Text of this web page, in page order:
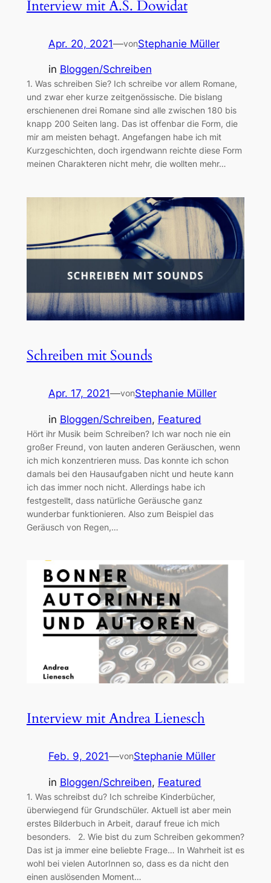
Interview mit A.S. Dowidat
Apr. 20, 2021—vonStephanie Müller
in Bloggen/Schreiben
1. Was schreiben Sie? Ich schreibe vor allem Romane,
und zwar eher kurze zeitgenössische. Die bislang
erschienenen drei Romane sind alle zwischen 180 bis
knapp 200 Seiten lang. Das ist offenbar die Form, die
mir am meisten behagt. Angefangen habe ich mit
Kurzgeschichten, doch irgendwann reichte diese Form
meinen Charakteren nicht mehr, die wollten mehr…
Schreiben mit Sounds
Apr. 17, 2021—vonStephanie Müller
in Bloggen/Schreiben, Featured
Hört ihr Musik beim Schreiben? Ich war noch nie ein
großer Freund, von lauten anderen Geräuschen, wenn
ich mich konzentrieren muss. Das konnte ich schon
damals bei den Hausaufgaben nicht und heute kann
ich das immer noch nicht. Allerdings habe ich
festgestellt, dass natürliche Geräusche ganz
wunderbar funktionieren. Also zum Beispiel das
Geräusch von Regen,…
Interview mit Andrea Lienesch
Feb. 9, 2021—vonStephanie Müller
in Bloggen/Schreiben, Featured
1. Was schreibst du? Ich schreibe Kinderbücher,
überwiegend für Grundschüler. Aktuell ist aber mein
erstes Bilderbuch in Arbeit, darauf freue ich mich
besonders. 2. Wie bist du zum Schreiben gekommen?
Das ist ja immer eine beliebte Frage… In Wahrheit ist es
wohl bei vielen AutorInnen so, dass es da nicht den
einen auslösenden Moment…